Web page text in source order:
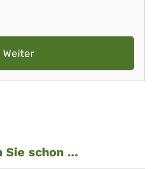
Weiter
Sie schon ...